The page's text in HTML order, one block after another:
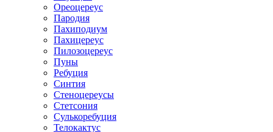
Ореоцереус
Пародия
Пахиподиум
Пахицереус
Пилозоцереус
Пуны
Ребуция
Синтия
Стеноцереусы
Стетсония
Сулькоребуция
Телокактус